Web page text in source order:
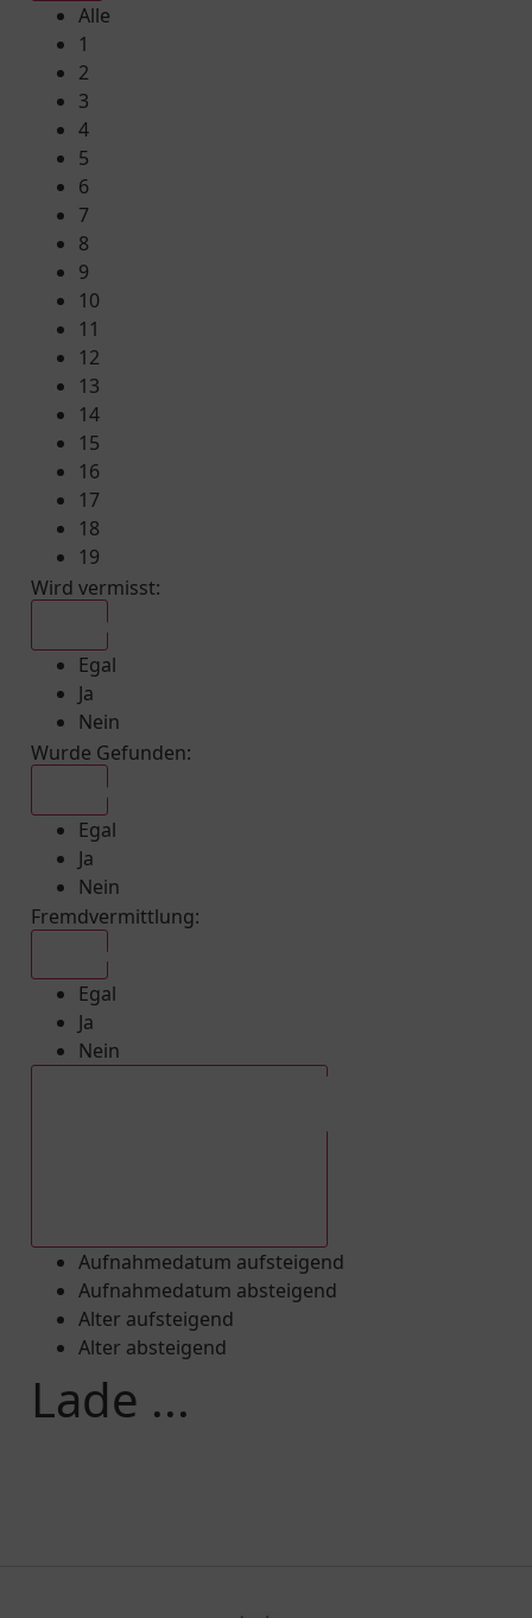
Alle
1
2
3
4
5
6
7
8
9
10
11
12
13
14
15
16
17
18
19
Wird vermisst:
Egal
Ja
Nein
Wurde Gefunden:
Egal
Ja
Nein
Fremdvermittlung:
Egal
Ja
Nein
Aufnahmedatum aufsteigend
Aufnahmedatum absteigend
Alter aufsteigend
Alter absteigend
Lade ...